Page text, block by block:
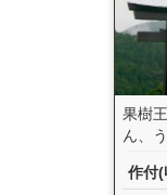
果樹
ん、
作付(